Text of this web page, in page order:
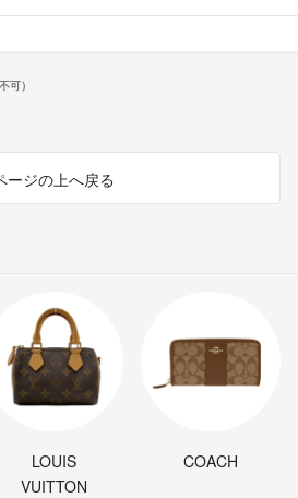
可）
ージの上へ戻る
LOUIS
VUITTON
COACH